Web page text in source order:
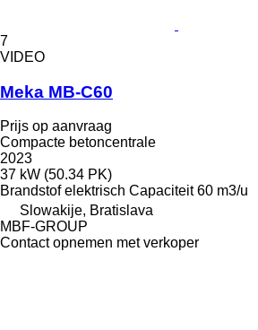
7
VIDEO
Meka MB-C60
Prijs op aanvraag
Compacte betoncentrale
2023
37 kW (50.34 PK)
Brandstof elektrisch Capaciteit 60 m3/u
Slowakije, Bratislava
MBF-GROUP
Contact opnemen met verkoper